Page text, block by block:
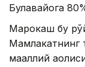
Булавайога
Марокаш бу
Мамлакатнинг
маҳаллий